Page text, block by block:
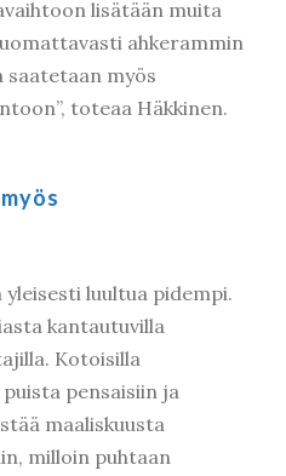
lisätään muita
ahkerammin
saatetaan myös
toteaa Häkkinen.
luultua pidempi.
kantautuvilla
Kotoisilla
pensaisiin ja
maaliskuusta
milloin puhtaan